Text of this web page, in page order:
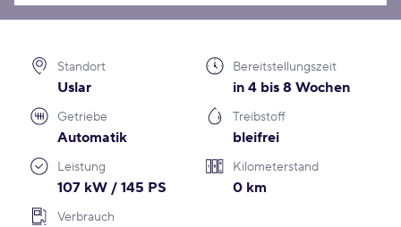
Standort
Uslar
Bereitstellungszeit
in 4 bis 8 Wochen
Getriebe
Automatik
Treibstoff
bleifrei
Leistung
107 kW / 145 PS
Kilometerstand
0 km
Verbrauch